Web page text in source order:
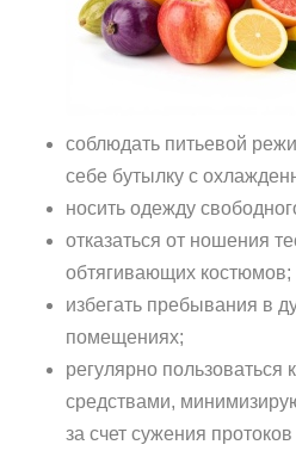
соблюдать питьевой
себе бутылку с
носить одежду
отказаться от ношения
обтягивающих костюмов;
избегать пребывания в
помещениях;
регулярно пользоваться
средствами,
за счет сужения